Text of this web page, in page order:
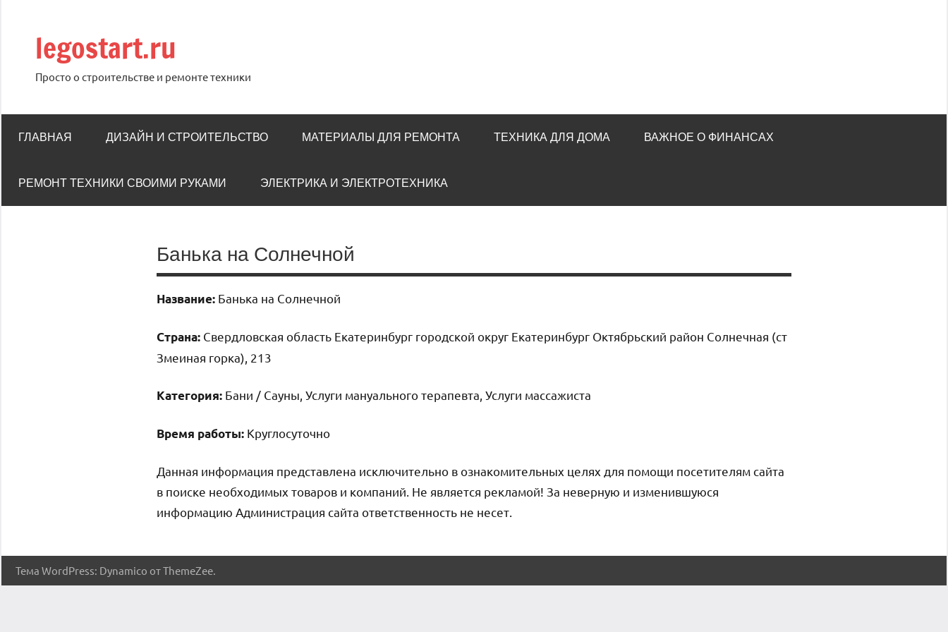
содержимому
legostart.ru
Просто о строительстве и ремонте техники
ГЛАВНАЯ ДИЗАЙН И СТРОИТЕЛЬСТВО МАТЕРИАЛЫ ДЛЯ РЕМОНТА ТЕХНИКА ДЛЯ ДОМА ВАЖНОЕ О ФИНАНСАХ
РЕМОНТ ТЕХНИКИ СВОИМИ РУКАМИ ЭЛЕКТРИКА И ЭЛЕКТРОТЕХНИКА
Банька на Солнечной
Название: Банька на Солнечной
Страна: Свердловская область Екатеринбург городской округ Екатеринбург Октябрьский район Солнечная (ст
Змеиная горка), 213
Категория: Бани / Сауны, Услуги мануального терапевта, Услуги массажиста
Время работы: Круглосуточно
Данная информация представлена исключительно в ознакомительных целях для помощи посетителям сайта
в поиске необходимых товаров и компаний. Не является рекламой! За неверную и изменившуюся
информацию Администрация сайта ответственность не несет.
Тема WordPress: Dynamico от ThemeZee.